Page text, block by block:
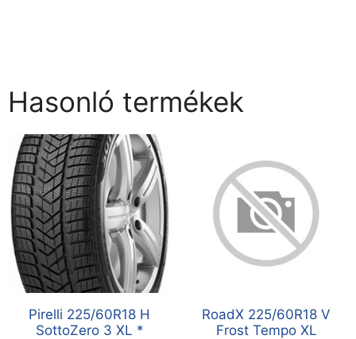
Hasonló termékek
Pirelli 225/60R18 H
SottoZero 3 XL *
RoadX 225/60R18 V
Frost Tempo XL